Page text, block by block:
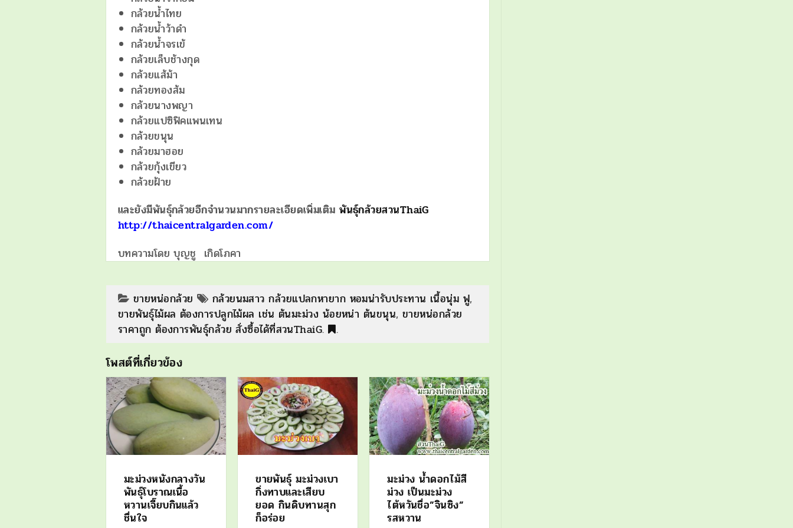
กล้วยน้ำไทย
กล้วยน้ำว้าดำ
กล้วยน้ำจรเข้
กล้วยเล็บช้างกุด
กล้วยแส้ม้า
กล้วยทองส้ม
กล้วยนางพญา
กล้วยแปซิฟิคแพนเทน
กล้วยขนุน
กล้วยมาฮอย
กล้วยกุ้งเขียว
กล้วยฝ้าย
และยังมีพันธุ์กล้วยอีกจำนวนมากรายละเอียดเพิ่มเติมพันธุ์กล้วยสวนThaiG
http://thaicentralgarden.com/
บทความโดย บุญชู เกิดโภคา
ขายหน่อกล้วย กล้วยนมสาว กล้วยแปลกหายาก หอมน่ารับประทาน เนื้อนุ่ม ฟู,
ขายพันธุ์ไม้ผล ต้องการปลูกไม้ผล เช่น ต้นมะม่วง น้อยหน่า ต้นขนุน, ขายหน่อกล้วย
ราคาถูก ต้องการพันธุ์กล้วย สั่งซื้อได้ที่สวนThaiG. .
โพสต์ที่เกี่ยวข้อง
มะม่วงหนังกลางวัน
พันธุ์โบราณเนื้อ
หวานเจี๊ยบกินแล้ว
ชื่นใจ
ขายพันธุ์ มะม่วงเบา
กิ่งทาบและเสียบ
ยอด กินดิบทานสุก
ก็อร่อย
มะม่วง น้ำดอกไม้สี
ม่วง เป็นมะม่วง
ไต้หวันชื่อ”จินซิง”
รสหวาน